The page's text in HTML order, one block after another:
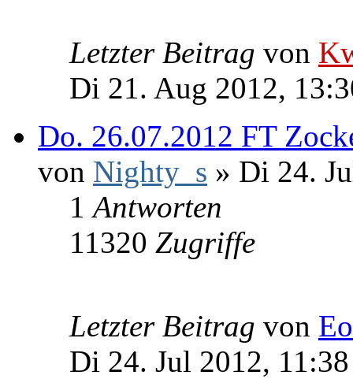
Letzter Beitrag von
Di 21. Aug 2012,
Do. 26.07.2012 FT
von Nighty_s » Di 24.
1Antworten
11320 Zugriffe
Letzter Beitrag von
Di 24. Jul 2012, 11:38